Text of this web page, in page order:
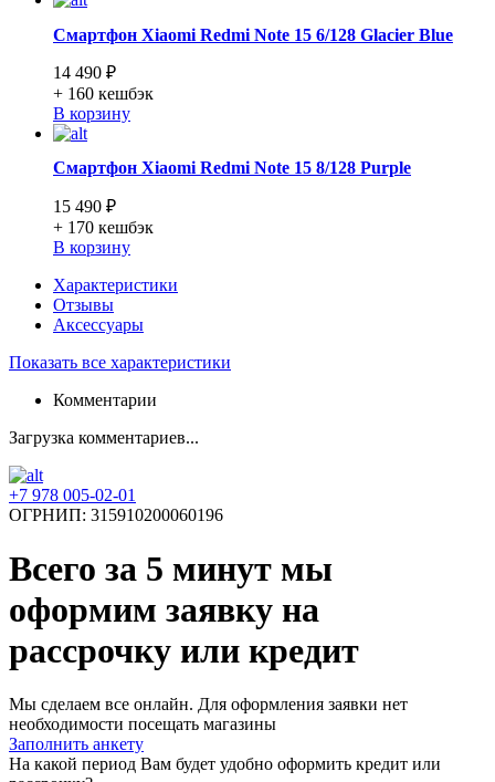
Смартфон Xiaomi Redmi Note 15 6/128 Glacier Blue
14 490 ₽
+ 160 кешбэк
В корзину
Смартфон Xiaomi Redmi Note 15 8/128 Purple
15 490 ₽
+ 170 кешбэк
В корзину
Характеристики
Отзывы
Аксессуары
Показать все характеристики
Комментарии
Загрузка комментариев...
+7 978 005-02-01
ОГРНИП: 315910200060196
Всего за 5 минут мы
оформим заявку на
рассрочку или кредит
Мы сделаем все онлайн. Для оформления заявки нет
необходимости посещать магазины
Заполнить анкету
На какой период Вам будет удобно оформить кредит или